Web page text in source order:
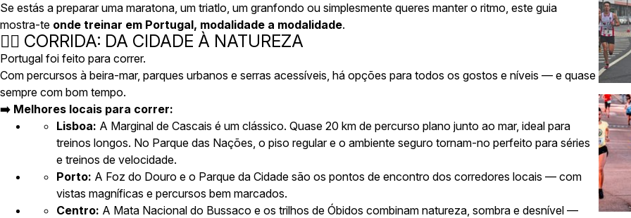
Se estás a preparar uma maratona, um triatlo, um granfondo ou simplesmente queres manter o ritmo, este guia
mostra-te onde treinar em Portugal, modalidade a modalidade.
🏃‍♀️ CORRIDA: DA CIDADE À NATUREZA
Portugal foi feito para correr.
Com percursos à beira-mar, parques urbanos e serras acessíveis, há opções para todos os gostos e níveis — e quase
sempre com bom tempo.
➡️ Melhores locais para correr:
Lisboa: A Marginal de Cascais é um clássico. Quase 20 km de percurso plano junto ao mar, ideal para
treinos longos. No Parque das Nações, o piso regular e o ambiente seguro tornam-no perfeito para séries
e treinos de velocidade.
Porto: A Foz do Douro e o Parque da Cidade são os pontos de encontro dos corredores locais — com
vistas magníficas e percursos bem marcados.
Centro: A Mata Nacional do Bussaco e os trilhos de Óbidos combinam natureza, sombra e desnível —